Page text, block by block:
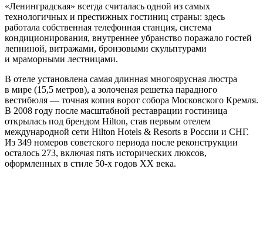
«Ленинградская» всегда считалась одной из самых
технологичных и престижных гостиниц страны: здесь
работала собственная телефонная станция, система
кондиционирования, внутреннее убранство поражало гостей
лепниной, витражами, бронзовыми скульптурами
и мраморными лестницами.
В отеле установлена самая длинная многоярусная люстра
в мире (15,5 метров), а золоченая решетка парадного
вестибюля — точная копия ворот собора Московского Кремля.
В 2008 году после масштабной реставрации гостиница
открылась под брендом Hilton, став первым отелем
международной сети Hilton Hotels & Resorts в России и СНГ.
Из 349 номеров советского периода после реконструкции
осталось 273, включая пять исторических люксов,
оформленных в стиле 50-х годов XX века.